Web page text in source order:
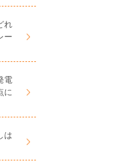
れ
ー
電
に
は